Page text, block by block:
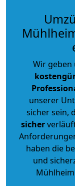
Wir geben
unserer
sicher sein,
sicher
haben die
und